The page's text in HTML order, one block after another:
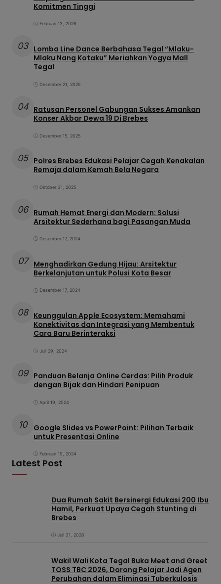
Komitmen Tinggi
Februari 13, 2026
03 Lomba Line Dance Berbahasa Tegal “Mlaku-
Mlaku Nang Kotaku” Meriahkan Yogya Mall
Tegal
Desember 21, 2025
04 Ratusan Personel Gabungan Sukses Amankan
Konser Akbar Dewa 19 Di Brebes
Desember 15, 2025
05 Polres Brebes Edukasi Pelajar Cegah Kenakalan
Remaja dalam Kemah Bela Negara
Oktober 31, 2025
06 Rumah Hemat Energi dan Modern: Solusi
Arsitektur Sederhana bagi Pasangan Muda
Desember 17, 2024
07
Menghadirkan Gedung Hijau: Arsitektur
Berkelanjutan untuk Polusi Kota Besar
Desember 17, 2024
08 Keunggulan Apple Ecosystem: Memahami
Konektivitas dan Integrasi yang Membentuk
Cara Baru Berinteraksi
Juli 29, 2024
09 Panduan Belanja Online Cerdas: Pilih Produk
dengan Bijak dan Hindari Penipuan
April 19, 2024
10
Google Slides vs PowerPoint: Pilihan Terbaik
untuk Presentasi Online
Februari 19, 2024
Latest Post
Dua Rumah Sakit Bersinergi Edukasi 200 Ibu
Hamil, Perkuat Upaya Cegah Stunting di
Brebes
Juli 31, 2026
Wakil Wali Kota Tegal Buka Meet and Greet
TOSS TBC 2026, Dorong Pelajar Jadi Agen
Perubahan dalam Eliminasi Tuberkulosis